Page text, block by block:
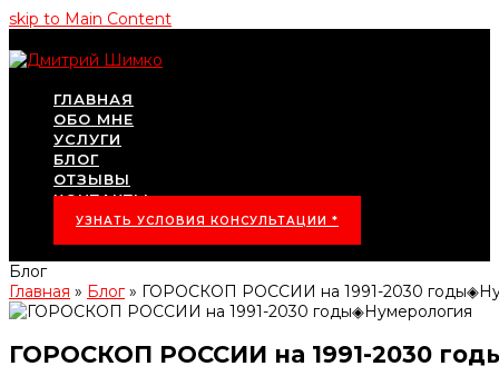
skip to Main Content
ГЛАВНАЯ
ОБО МНЕ
УСЛУГИ
БЛОГ
ОТЗЫВЫ
КОНТАКТЫ
УЗНАТЬ УСЛОВИЯ КОНСУЛЬТАЦИИ *
Блог
Главная » Блог» ГОРОСКОП РОССИИ на 1991-2030
ГОРОСКОП РОССИИ на 1991-2030